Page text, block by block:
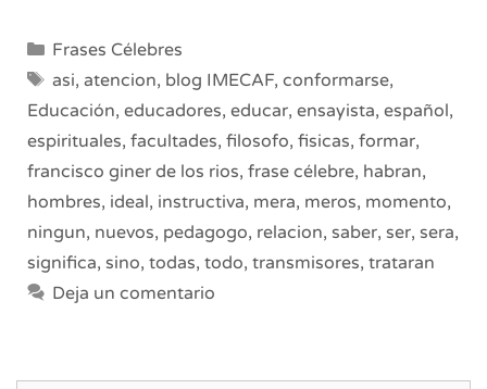
Categorías
Frases Célebres
Etiquetas
asi, atencion, blog IMECAF, conformarse,
Educación, educadores, educar, ensayista, español,
espirituales, facultades, filosofo, fisicas, formar,
francisco giner de los rios, frase célebre, habran,
hombres, ideal, instructiva, mera, meros, momento,
ningun, nuevos, pedagogo, relacion, saber, ser, sera,
significa, sino, todas, todo, transmisores, trataran
Deja un comentario